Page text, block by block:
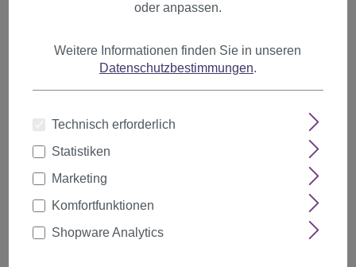
ab 20
10,99 €*
oder anpassen.
Weitere Informationen finden Sie in unseren
Datenschutzbestimmungen.
Technisch erforderlich
Statistiken
Marketing
Komfortfunktionen
Shopware Analytics